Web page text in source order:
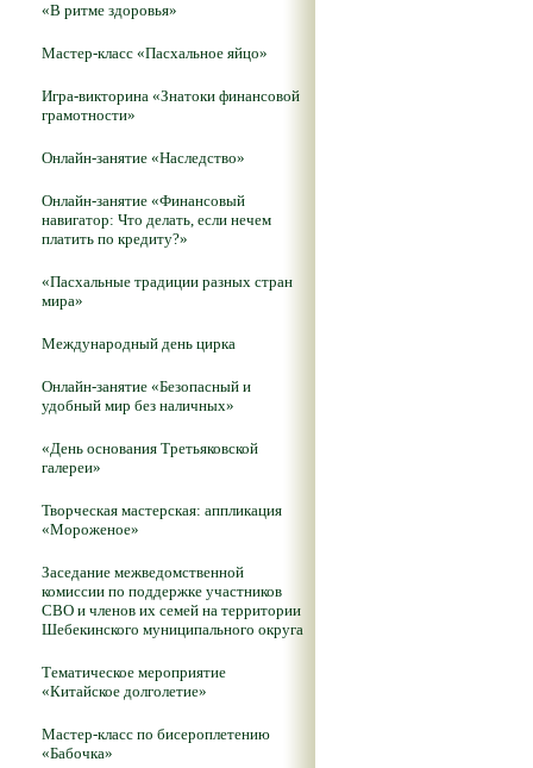
«В ритме здоровья»
Мастер-класс «Пасхальное яйцо»
Игра-викторина «Знатоки финансовой
грамотности»
Онлайн-занятие «Наследство»
Онлайн-занятие «Финансовый
навигатор: Что делать, если нечем
платить по кредиту?»
«Пасхальные традиции разных стран
мира»
Международный день цирка
Онлайн-занятие «Безопасный и
удобный мир без наличных»
«День основания Третьяковской
галереи»
Творческая мастерская: аппликация
«Мороженое»
Заседание межведомственной
комиссии по поддержке участников
СВО и членов их семей на территории
Шебекинского муниципального округа
Тематическое мероприятие
«Китайское долголетие»
Мастер-класс по бисероплетению
«Бабочка»